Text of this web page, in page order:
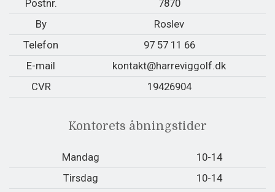
Postnr.
7870
By
Roslev
Telefon
97 57 11 66
E-mail
kontakt@harreviggolf.dk
CVR
19426904
Kontorets åbningstider
Mandag
10-14
Tirsdag
10-14